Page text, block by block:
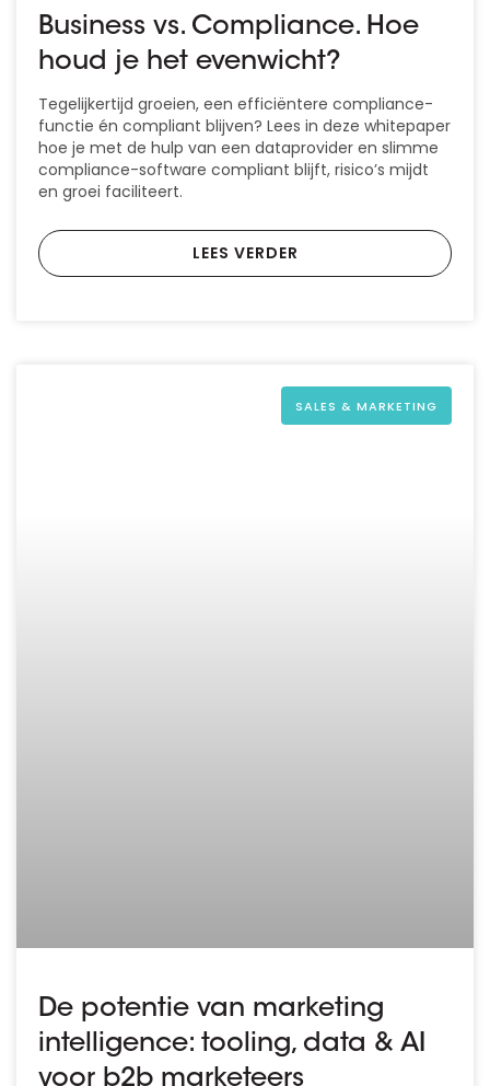
Business vs. Compliance. Hoe
houd je het evenwicht?
Tegelijkertijd groeien, een efficiëntere compliance-
functie én compliant blijven? Lees in deze whitepaper
hoe je met de hulp van een dataprovider en slimme
compliance-software compliant blijft, risico’s mijdt
en groei faciliteert.
LEES VERDER
SALES & MARKETING
De potentie van marketing
intelligence: tooling, data & AI
voor b2b marketeers